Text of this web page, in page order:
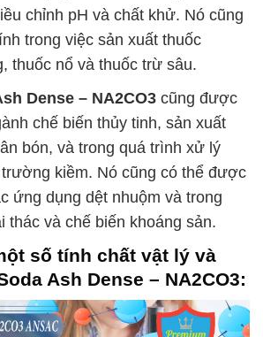
chỉnh pH và chất khử. Nó cũng
trong việc sản xuất thuốc
thuốc nổ và thuốc trừ sâu.
Dense – NA2CO3 cũng được
chế biến thủy tinh, sản xuất
bón, và trong quá trình xử lý
kiềm. Nó cũng có thể được
ứng dụng dệt nhuộm và trong
thác và chế biến khoáng sản.
số tính chất vật lý và
Ash Dense – NA2CO3: